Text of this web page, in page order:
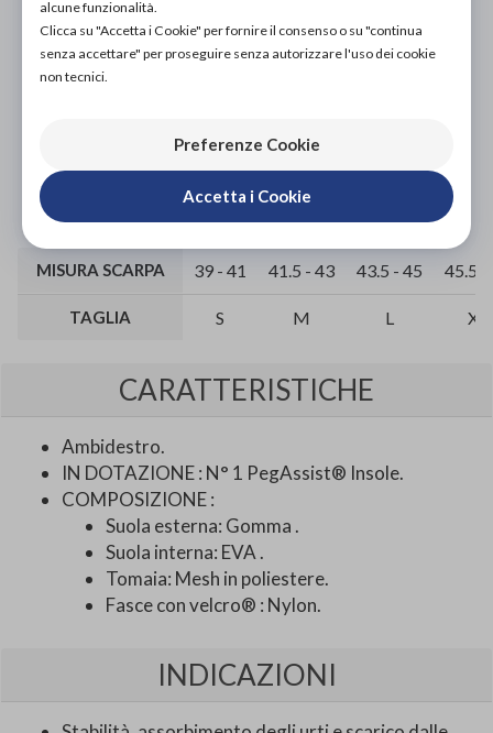
Organizza prova in negozio
Aggiungi al carrello
MISURA SCARPA 39 - 41 41.5 - 43 43.5 - 45 45.5 -
TAGLIA S M L XL
CARATTERISTICHE
Ambidestro.
IN DOTAZIONE : N° 1 PegAssist® Insole.
COMPOSIZIONE :
Suola esterna: Gomma .
Suola interna: EVA .
Tomaia: Mesh in poliestere.
Fasce con velcro® : Nylon.
INDICAZIONI
alcune funzionalità.
Clicca su "Accetta i Cookie" per fornire il consenso o su "continua
senza accettare" per proseguire senza autorizzare l'uso dei cookie
non tecnici.
Preferenze Cookie
Accetta i Cookie